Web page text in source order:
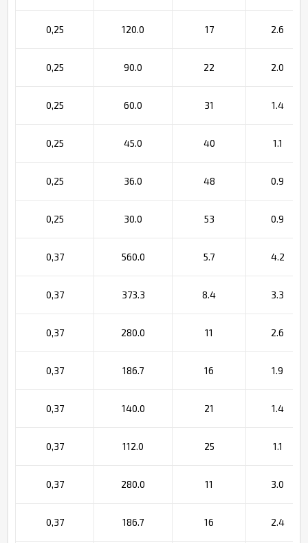
0,25 120.0 17 2.6
0,25 90.0 22 2.0
0,25 60.0 31 1.4
0,25 45.0 40 1.1
0,25 36.0 48 0.9
0,25 30.0 53 0.9
0,37 560.0 5.7 4.2
0,37 373.3 8.4 3.3
0,37 280.0 11 2.6
0,37 186.7 16 1.9
0,37 140.0 21 1.4
0,37 112.0 25 1.1
0,37 280.0 11 3.0
0,37 186.7 16 2.4